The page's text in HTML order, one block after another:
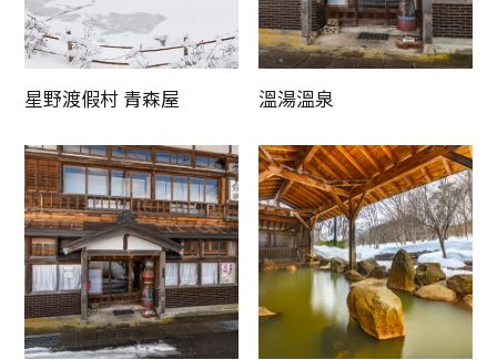
星野渡假村 青森屋 溫湯溫泉